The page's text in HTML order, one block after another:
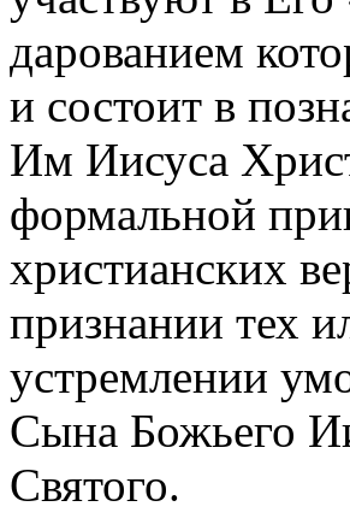
дарованием
и состоит в
Им Иисуса
формальной
христианских
признании тех
устремлении
Сына Божьего
Святого.